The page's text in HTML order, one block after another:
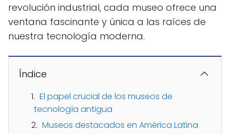
revolución industrial, cada museo ofrece una
ventana fascinante y única a las raíces de
nuestra tecnología moderna.
Índice
El papel crucial de los museos de
tecnología antigua
Museos destacados en América Latina